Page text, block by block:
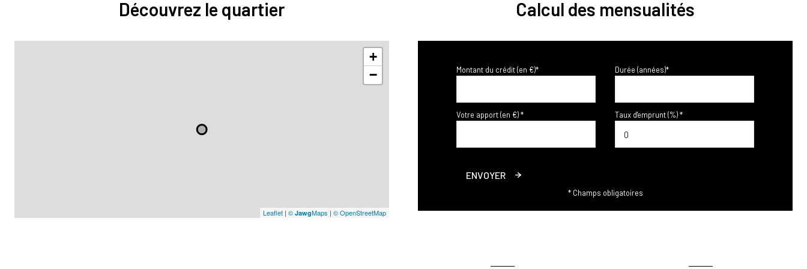
Découvrez le quartier
+
−
Leaflet | © JawgMaps | © OpenStreetMap
Calcul des mensualités
Montant du crédit (en €)* Durée (années)*
Votre apport (en €) * Taux d'emprunt (%) *
ENVOYER
* Champs obligatoires